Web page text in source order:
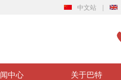
中文站 |
中心 关于巴特